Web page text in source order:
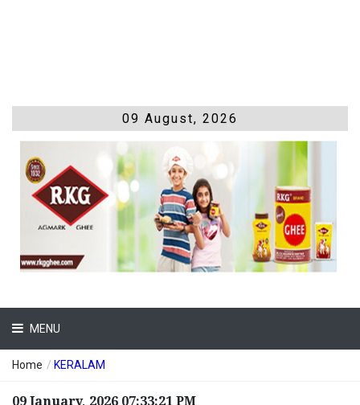
09 August, 2026
MENU
Home / KERALAM
09 January, 2026 07:33:21 PM